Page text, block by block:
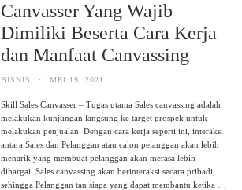
Canvasser Yang Wajib
Dimiliki Beserta Cara Kerja
dan Manfaat Canvassing
BISNIS · MEI 19, 2021
Skill Sales Canvasser – Tugas utama Sales canvassing adalah
melakukan kunjungan langsung ke target prospek untuk
melakukan penjualan. Dengan cara kerja seperti ini, interaksi
antara Sales dan Pelanggan atau calon pelanggan akan lebih
menarik yang membuat pelanggan akan merasa lebih
dihargai. Sales canvassing akan berinteraksi secara pribadi,
sehingga Pelanggan tau siapa yang dapat membantu ketika …